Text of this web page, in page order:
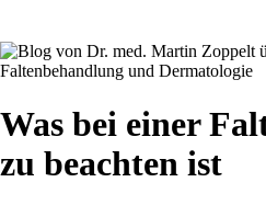
Was bei einer
zu beachten ist